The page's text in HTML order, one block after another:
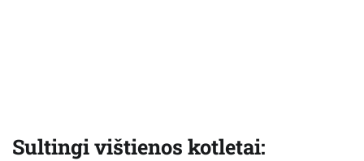
Sultingi vištienos kotletai: